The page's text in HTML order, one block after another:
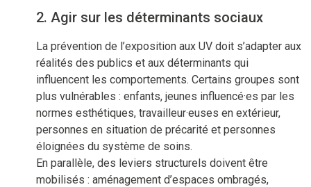
2. Agir sur les déterminants sociaux
La prévention de l’exposition aux UV doit s’adapter aux
réalités des publics et aux déterminants qui
influencent les comportements. Certains groupes sont
plus vulnérables : enfants, jeunes influencé·es par les
normes esthétiques, travailleur·euses en extérieur,
personnes en situation de précarité et personnes
éloignées du système de soins.
En parallèle, des leviers structurels doivent être
mobilisés : aménagement d’espaces ombragés,